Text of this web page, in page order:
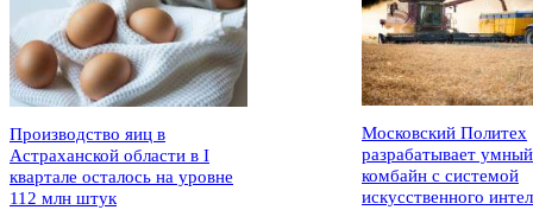
Производство яиц в
Астраханской области в I
квартале осталось на уровне
112 млн штук
Московский Политех
разрабатывает умный
комбайн с системой
искусственного